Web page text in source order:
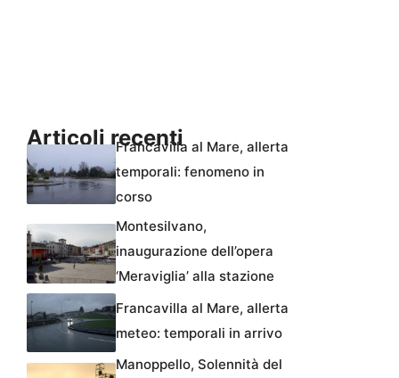
Articoli recentiFrancavilla al Mare, allerta
temporali: fenomeno in
corso
Montesilvano,
inaugurazione dell’opera
‘Meraviglia’ alla stazione
Francavilla al Mare, allerta
meteo: temporali in arrivo
Manoppello, Solennità del